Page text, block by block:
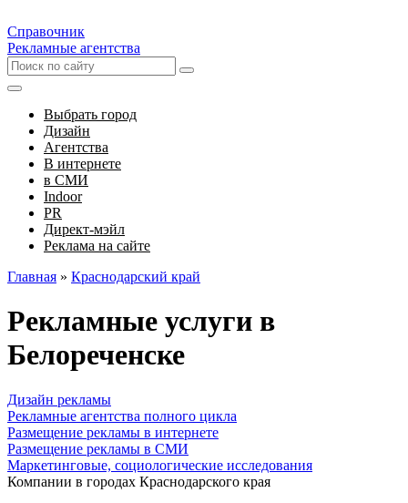
Справочник
Рекламные агентства
Выбрать город
Дизайн
Агентства
В интернете
в СМИ
Indoor
PR
Директ-мэйл
Реклама на сайте
Главная » Краснодарский край
Рекламные услуги в
Белореченске
Дизайн рекламы
Рекламные агентства полного цикла
Размещение рекламы в интернете
Размещение рекламы в СМИ
Маркетинговые, социологические исследования
Компании в городах Краснодарского края